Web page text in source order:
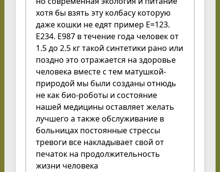
хотя бы взять эту колбасу которую
даже кошки не едят пример Е=123.
Е234. Е987 в течение года человек от
1.5 до 2.5 кг такой синтетики рано или
поздно это отражается на здоровье
человека вместе с тем матушкой-
природой мы были созданы отнюдь
не как био-роботы и состояние
нашей медицины оставляет желать
лучшего а также обслуживание в
больницах постоянные стрессы
тревоги все накладывает свой от
печаток на продолжительность
жизни человека